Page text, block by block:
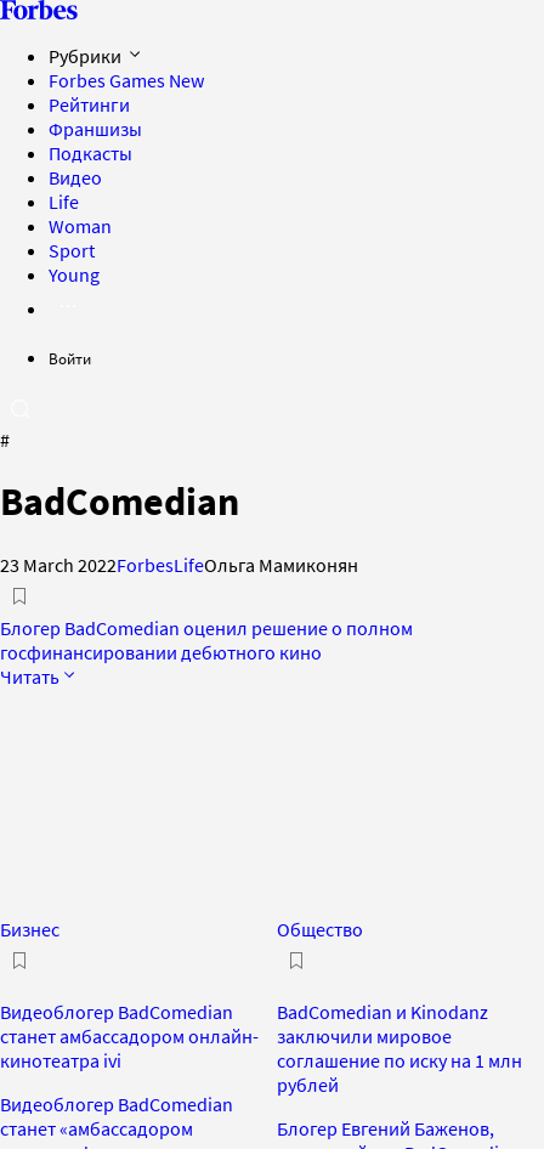
Рубрики
Forbes Games New
Рейтинги
Франшизы
Подкасты
Видео
Life
Woman
Sport
Young
Войти
#
BadComedian
23 March 2022ForbesLifeОльга Мамиконян
Блогер BadComedian оценил решение о полном
госфинансировании дебютного кино
Читать
Бизнес
Видеоблогер BadComedian
станет амбассадором онлайн-
кинотеатра ivi
Видеоблогер BadComedian
станет «амбассадором
Общество
BadComedian и Kinodanz
заключили мировое
соглашение по иску на 1 млн
рублей
Блогер Евгений Баженов,